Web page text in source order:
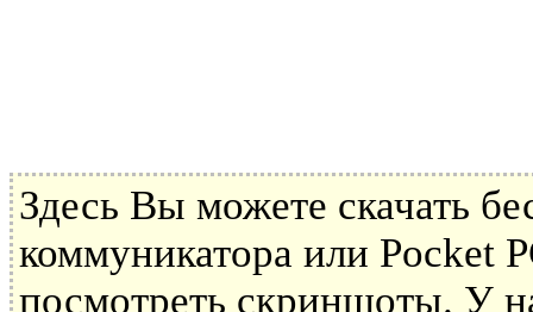
Здесь Вы можете скачать
коммуникатора или Pocket
посмотреть скриншоты. У